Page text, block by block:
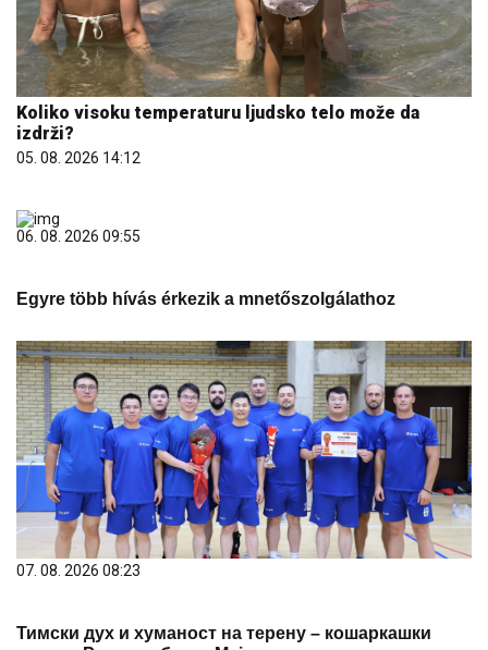
Koliko visoku temperaturu ljudsko telo može da
izdrži?
05. 08. 2026 14:12
Egyre több hívás érkezik a mnetőszolgálathoz
07. 08. 2026 08:23
Тимски дух и хуманост на терену – кошаркашки